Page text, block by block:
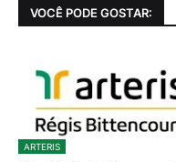
VOCÊ PODE GOSTAR:
ARTERIS